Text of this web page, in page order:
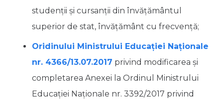
studenţii şi cursanţii din învăţământul
superior de stat, învăţământ cu frecvenţă;
Oridinului Ministrului Educației Naționale
nr. 4366/13.07.2017 privind modificarea și
completarea Anexei la Ordinul Ministrului
Educației Naționale nr. 3392/2017 privind